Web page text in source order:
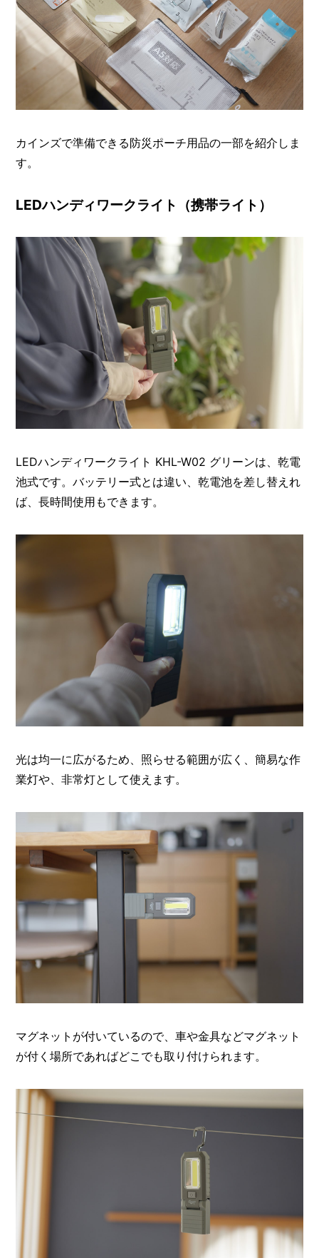
カインズで準備できる防災ポーチ用品の一部を紹介しま
す。
LEDハンディワークライト（携帯ライト）
LEDハンディワークライト KHL-W02 グリーンは、乾電
池式です。バッテリー式とは違い、乾電池を差し替えれ
ば、長時間使用もできます。
光は均一に広がるため、照らせる範囲が広く、簡易な作
業灯や、非常灯として使えます。
マグネットが付いているので、車や金具などマグネット
が付く場所であればどこでも取り付けられます。